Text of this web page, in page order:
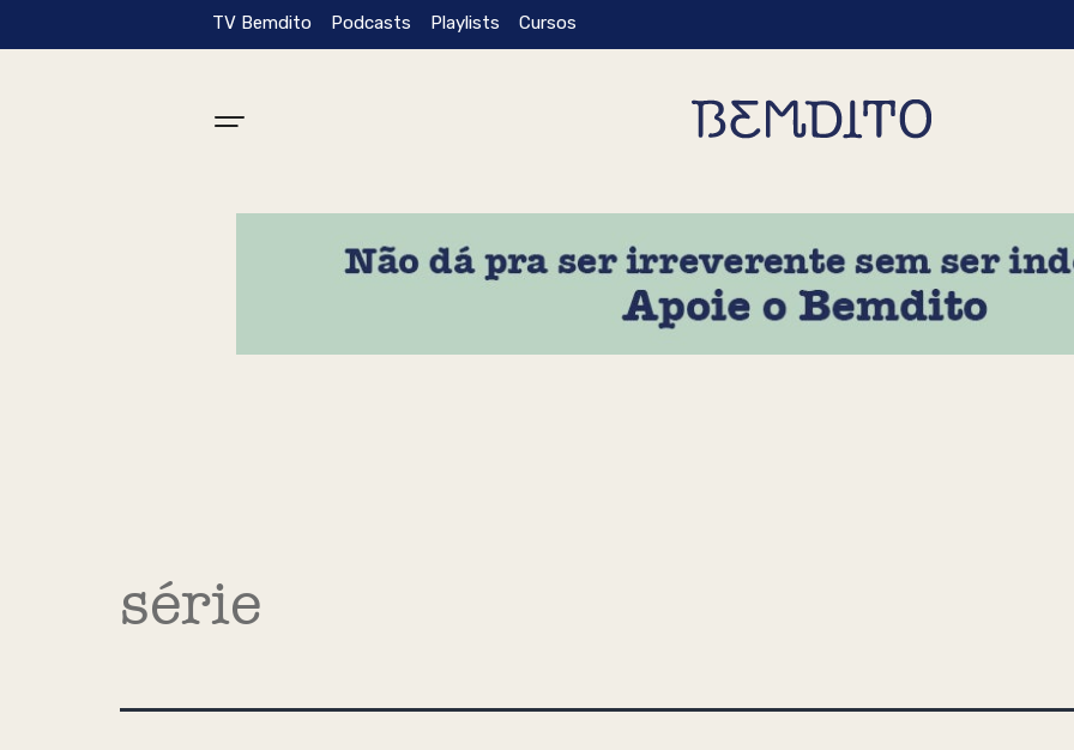
TV Bemdito Podcasts Playlists Cursos
série